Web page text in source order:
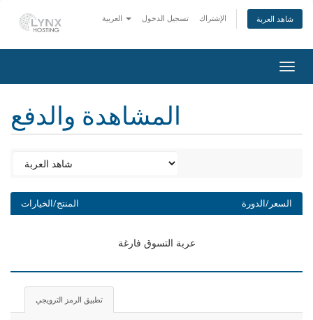
تسجيل الدخول الإشتراك شاهد العربة
المشاهدة والدفع
المنتج/الخيارات السعر/الدورة
عربة التسوق فارغة
تطبيق الرمز الترويجي